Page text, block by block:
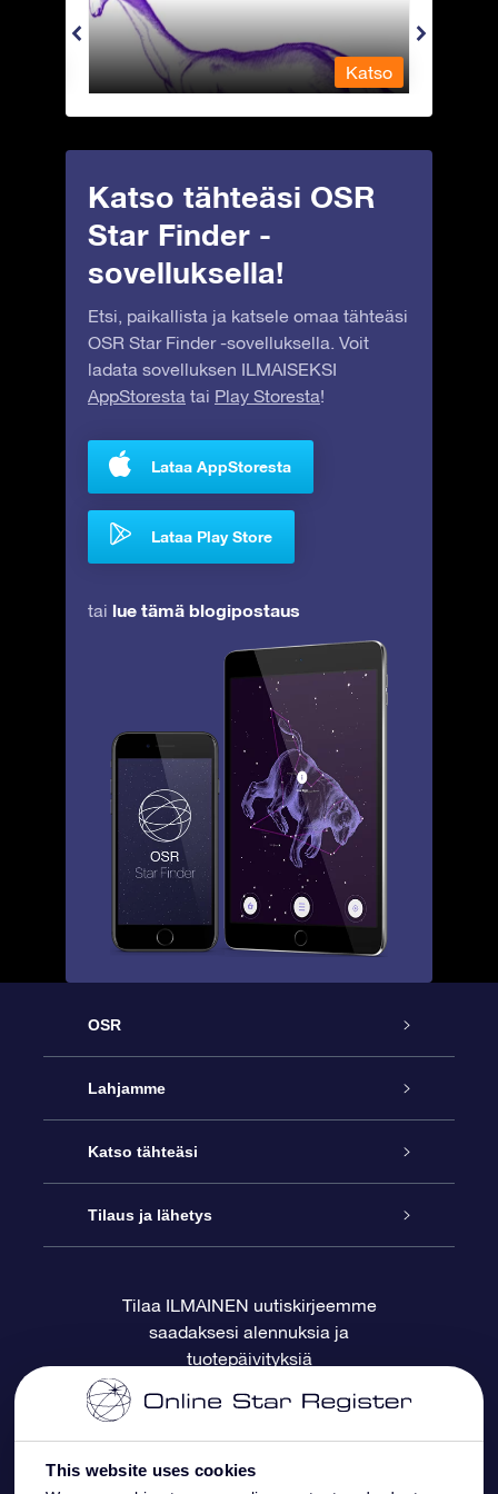
This website uses cookies
Katso
Katso tähteäsi OSR
Star Finder -
sovelluksella!
Etsi, paikallista ja katsele omaa tähteäsi
OSR Star Finder -sovelluksella. Voit
ladata sovelluksen ILMAISEKSI
AppStoresta tai Play Storesta!
Lataa AppStoresta
Lataa Play Store
tai lue tämä blogipostaus
OSR
Palvelu
Ota meihin yhteyttä
Blogi
Arvostelut
Lahjamme
Online Star -lahja
OSR-lahjapakkaus
OSR-lahjakortti
Yrityslahjat
Katso tähteäsi
Star Register
Henkilökohtainen Tähtisivu
One Million Stars
OSR -tähden tallennus
Tilaus ja lähetys
Maksutiedot
Toimitustiedot
Palautuskäytäntö
Tilaa ILMAINEN uutiskirjeemme
saadaksesi alennuksia ja
tuotepäivityksiä